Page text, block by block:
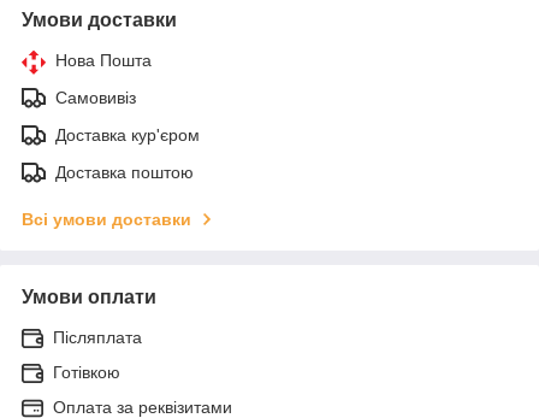
Умови доставки
Нова Пошта
Самовивіз
Доставка кур'єром
Доставка поштою
Всі умови доставки
Умови оплати
Післяплата
Готівкою
Оплата за реквізитами